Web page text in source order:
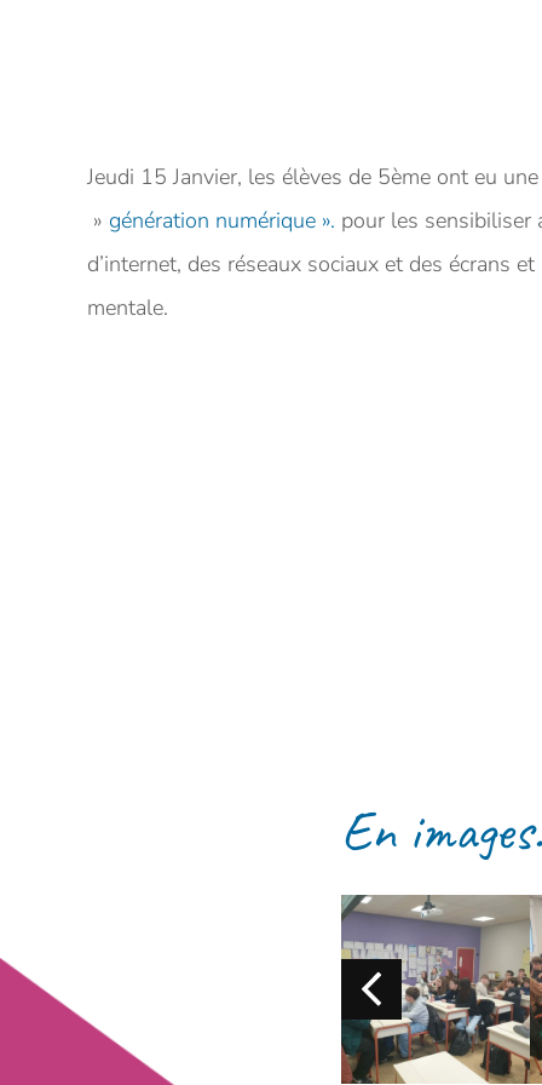
Jeudi 15 Janvier, les élèves de 5ème ont eu
» génération numérique ». pour les sensibiliser
d’internet, des réseaux sociaux et des écrans
mentale.
En